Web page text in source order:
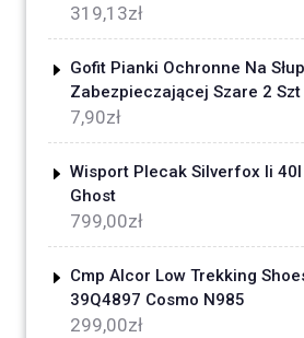
319,13zł
Gofit Pianki Ochronne Na
Zabezpieczającej Szare 2 Szt
7,90zł
Wisport Plecak Silverfox Ii 40l
Ghost
799,00zł
Cmp Alcor Low Trekking
39Q4897 Cosmo N985
299,00zł